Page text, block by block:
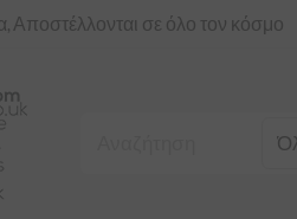
Αποστέλλονται σε όλο τον κόσμο